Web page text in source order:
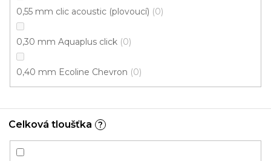
0,55 mm clic acoustic (plovoucí) 0
0,30 mm Aquaplus click 0
0,40 mm Ecoline Chevron 0
Celková tloušťka ?
Odebírat newsletter
Vložte svůj e-mail a my vám budeme zasílat informace o
nových produktech na našem e-shopu.
E-mail
údajů
PŘIHLÁSIT SE